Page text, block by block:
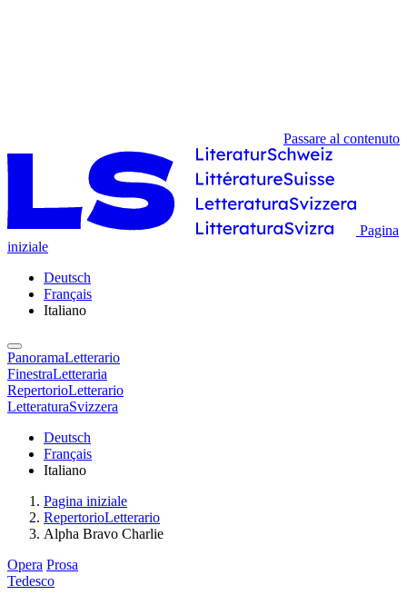
Passare al contenuto
Pagina
iniziale
Deutsch
Français
Italiano
PanoramaLetterario
FinestraLetteraria
RepertorioLetterario
LetteraturaSvizzera
Deutsch
Français
Italiano
Pagina iniziale
RepertorioLetterario
Alpha Bravo Charlie
Opera Prosa
Tedesco